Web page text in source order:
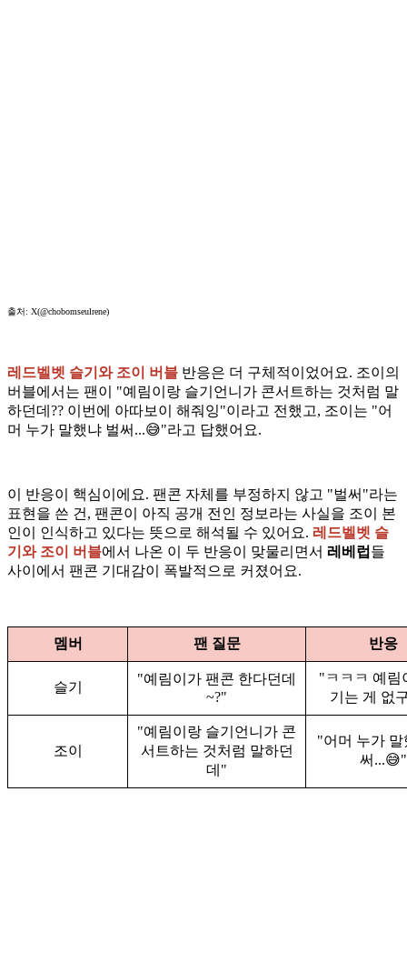
출처: X(@chobomseulrene)
레드벨벳 슬기와 조이 버블 반응은 더 구체적이었어요. 조이의
버블에서는 팬이 "예림이랑 슬기언니가 콘서트하는 것처럼 말
하던데?? 이번에 아따보이 해줘잉"이라고 전했고, 조이는 "어
머 누가 말했냐 벌써...😅"라고 답했어요.
이 반응이 핵심이에요. 팬콘 자체를 부정하지 않고 "벌써"라는
표현을 쓴 건, 팬콘이 아직 공개 전인 정보라는 사실을 조이 본
인이 인식하고 있다는 뜻으로 해석될 수 있어요. 레드벨벳 슬
기와 조이 버블에서 나온 이 두 반응이 맞물리면서 레베럽 들
사이에서 팬콘 기대감이 폭발적으로 커졌어요.
멤버 팬 질문 반응
슬기
"예림이가 팬콘 한다던데
~?"
"ㅋㅋㅋ 예림
기는 게 없
조이
"예림이랑 슬기언니가 콘
서트하는 것처럼 말하던
데"
"어머 누가 말
써...😅"